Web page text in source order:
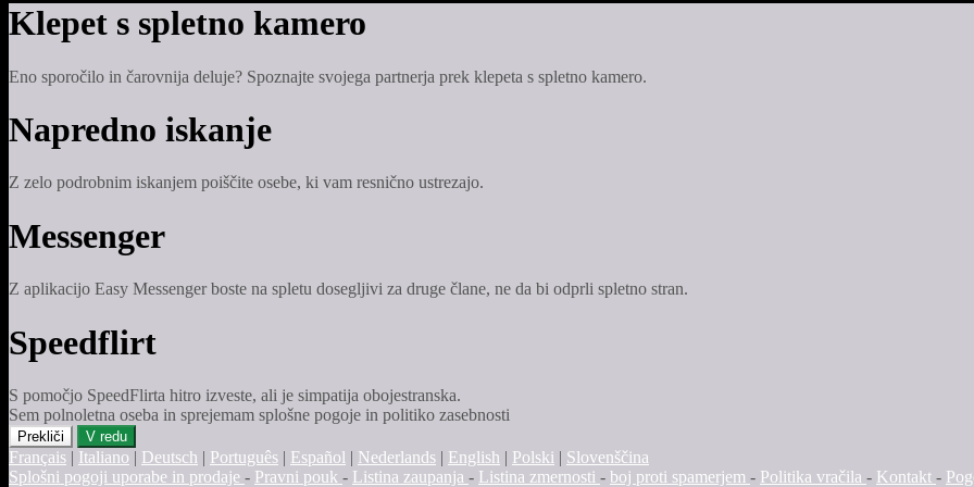
Klepet s spletno kamero
Eno sporočilo in čarovnija deluje? Spoznajte svojega partnerja prek klepeta s spletno kamero.
Napredno iskanje
Z zelo podrobnim iskanjem poiščite osebe, ki vam resnično ustrezajo.
Messenger
Z aplikacijo Easy Messenger boste na spletu dosegljivi za druge člane, ne da bi odprli spletno stran.
Speedflirt
S pomočjo SpeedFlirta hitro izveste, ali je simpatija obojestranska.
Sem polnoletna oseba in sprejemam splošne pogoje in politiko zasebnosti
Prekliči V redu
Français | Italiano | Deutsch | Português | Español | Nederlands | English | Polski | Slovenščina
Splošni pogoji uporabe in prodaje - Pravni pouk - Listina zaupanja - Listina zmernosti - boj proti spamerjem - Politika vračila - Kontakt -